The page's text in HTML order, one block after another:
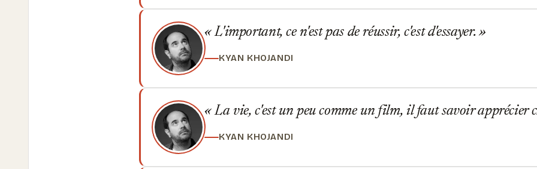
L'important, ce n'est pas de réussir, c'est d'essayer.
KYAN KHOJANDI
La vie, c'est un peu comme un film, il faut savoir apprécier
KYAN KHOJANDI